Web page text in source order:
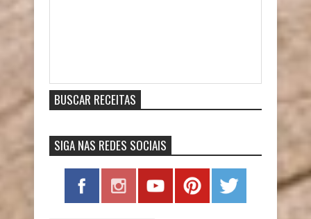
BUSCAR RECEITAS
SIGA NAS REDES SOCIAIS